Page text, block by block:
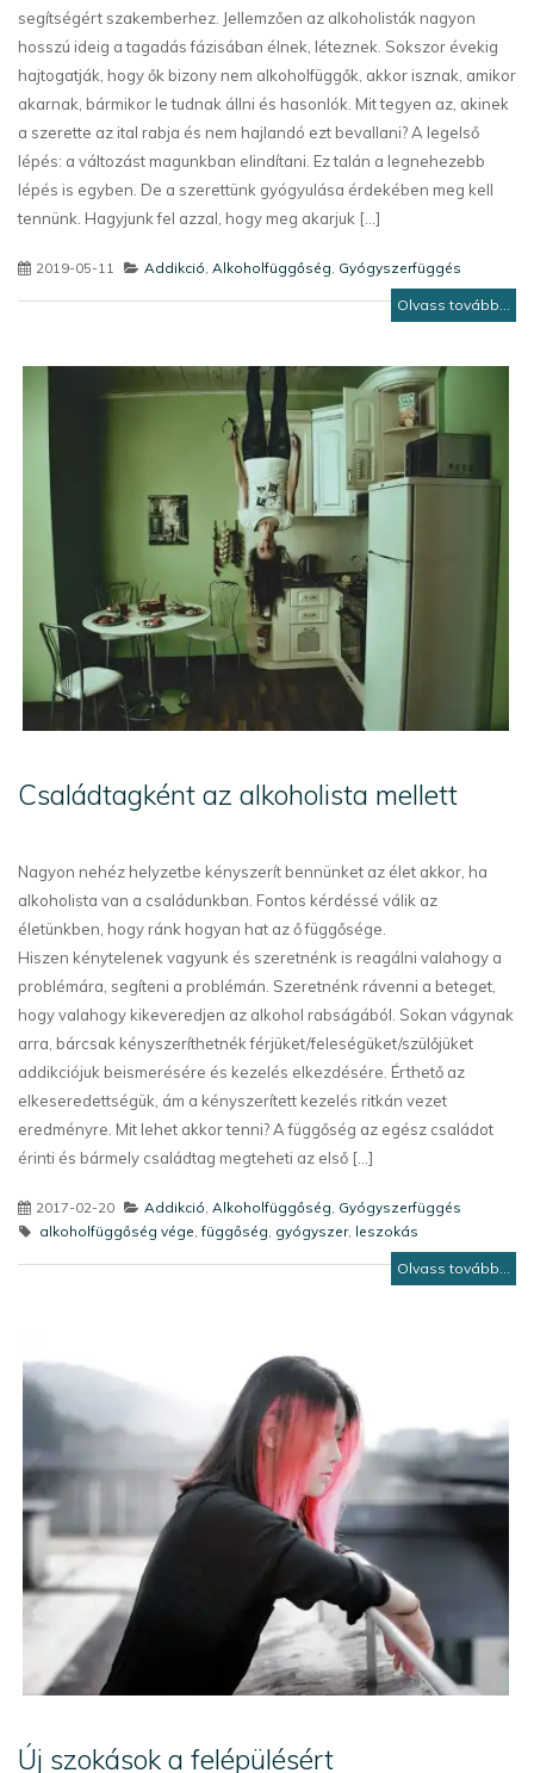
segítségért szakemberhez. Jellemzően az alkoholisták nagyon
hosszú ideig a tagadás fázisában élnek, léteznek. Sokszor évekig
hajtogatják, hogy ők bizony nem alkoholfüggők, akkor isznak, amikor
akarnak, bármikor le tudnak állni és hasonlók. Mit tegyen az, akinek
a szerette az ital rabja és nem hajlandó ezt bevallani? A legelső
lépés: a változást magunkban elindítani. Ez talán a legnehezebb
lépés is egyben. De a szerettünk gyógyulása érdekében meg kell
tennünk. Hagyjunk fel azzal, hogy meg akarjuk [...]
2019-05-11 Addikció ,Alkoholfüggőség Gyógyszerfüggés
Olvass tovább...
Családtagként az alkoholista mellett
Nagyon nehéz helyzetbe kényszerít bennünket az élet akkor, ha
alkoholista van a családunkban. Fontos kérdéssé válik az
életünkben, hogy ránk hogyan hat az ő függősége.
Hiszen kénytelenek vagyunk és szeretnénk is reagálni valahogy a
problémára, segíteni a problémán. Szeretnénk rávenni a beteget,
hogy valahogy kikeveredjen az alkohol rabságából. Sokan vágynak
arra, bárcsak kényszeríthetnék férjüket/feleségüket/szülőjüket
addikciójuk beismerésére és kezelés elkezdésére. Érthető az
elkeseredettségük, ám a kényszerített kezelés ritkán vezet
eredményre. Mit lehet akkor tenni? A függőség az egész családot
érinti és bármely családtag megteheti az első [...]
2017-02-20 Addikció,Alkoholfüggőség, Gyógyszerfüggés
alkoholfüggőség vége,függőség, gyógyszer, leszokás
Olvass tovább...
Új szokások a felépülésért